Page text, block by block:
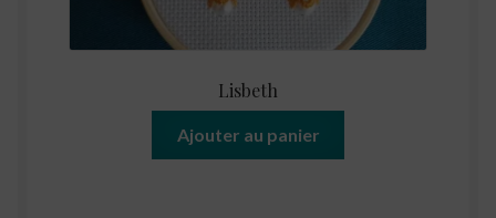
Lisbeth
Ajouter au panier